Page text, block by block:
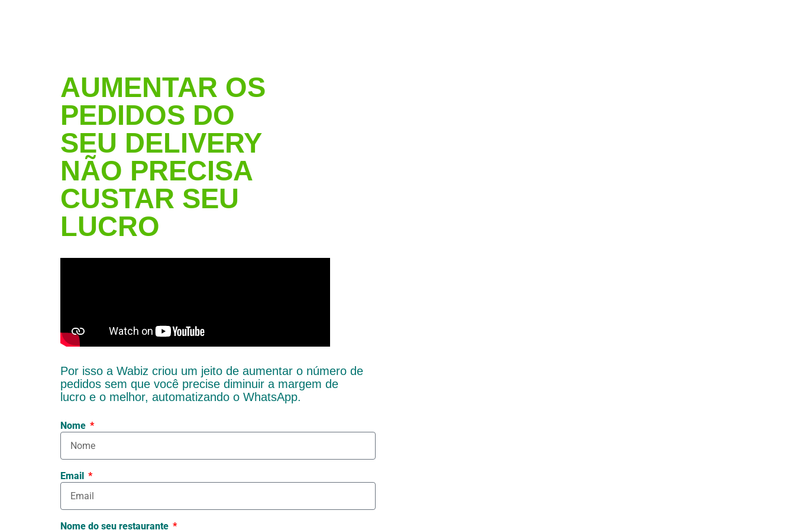
AUMENTAR OS
PEDIDOS DO
SEU DELIVERY
NÃO PRECISA
CUSTAR SEU
LUCRO
Por isso a Wabiz criou um jeito de aumentar o número de
pedidos sem que você precise diminuir a margem de
lucro e o melhor, automatizando o WhatsApp.
Nome
Email
Nome do seu restaurante